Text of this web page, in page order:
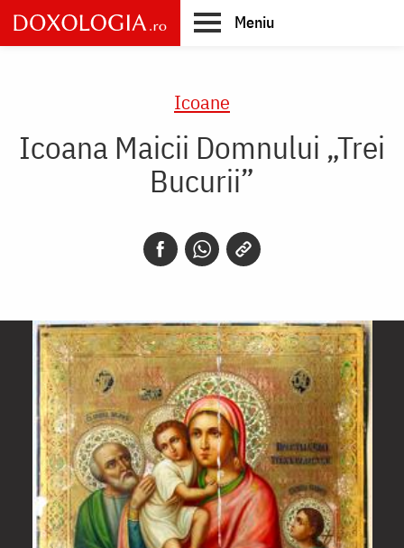
Skip
to
main
Meniu
Icoane
Icoana Maicii Domnului „Trei
Bucurii”